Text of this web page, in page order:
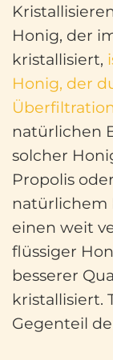
Honig, der
kristallisiert,
Honig, der
natürlichen
solcher
Propolis
natürlichem
einen weit
flüssiger
besserer
kristallisiert.
Gegenteil